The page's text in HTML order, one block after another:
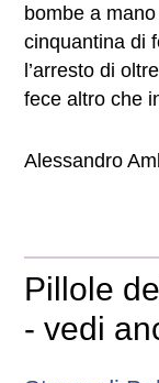
bombe a
cinquantina di
l’arresto di
fece altro che
Alessandro
Pillole
- vedi